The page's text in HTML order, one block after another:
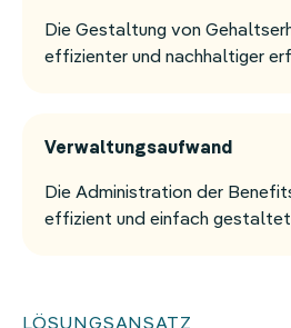
Die Gestaltung von
effizienter und nachhaltiger
Verwaltungsaufwand
Die Administration der
effizient und einfach gestaltet